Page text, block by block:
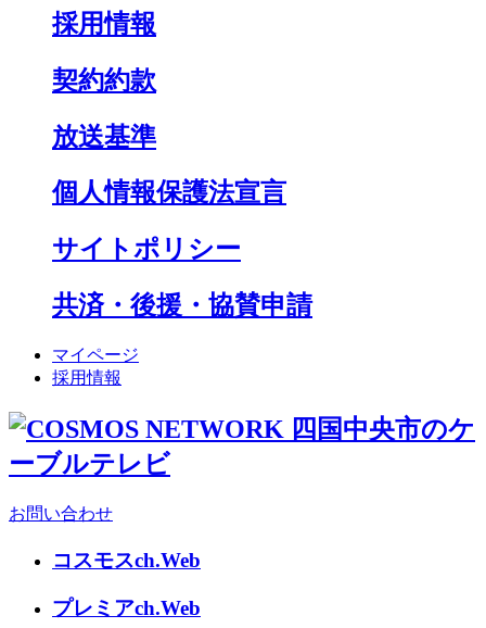
採用情報
契約約款
放送基準
個人情報保護法宣言
サイトポリシー
共済・後援・協賛申請
マイページ
採用情報
お問い合わせ
コスモスch.Web
プレミアch.Web